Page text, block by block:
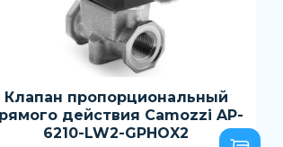
Клапан пропорциональный
действия Camozzi AP-
6210-LW2-GPHOX2